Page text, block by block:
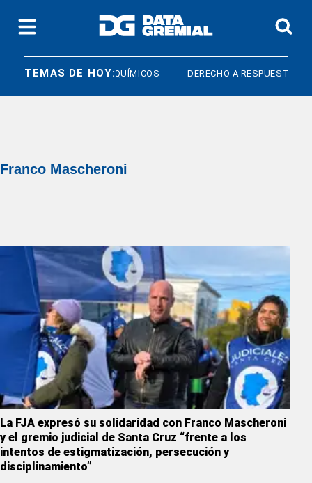
TEMAS DE HOY:QUÍMICOS DERECHO A RESPUESTA
Franco Mascheroni
La FJA expresó su solidaridad con Franco Mascheroni
y el gremio judicial de Santa Cruz “frente a los
intentos de estigmatización, persecución y
disciplinamiento”